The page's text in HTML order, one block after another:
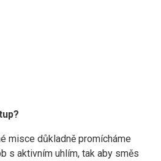
misce důkladně promícháme
s aktivním uhlím, tak aby směs